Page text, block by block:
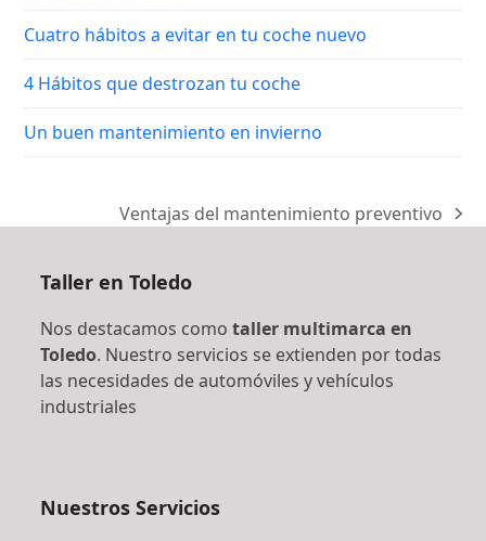
Cuatro hábitos a evitar en tu coche nuevo
4 Hábitos que destrozan tu coche
Un buen mantenimiento en invierno
next
Ventajas del mantenimiento preventivo
Taller en Toledo
Nos destacamos comotaller multimarca en
Toledo. Nuestro servicios se extienden por todas
las necesidades de automóviles y vehículos
industriales
Nuestros Servicios